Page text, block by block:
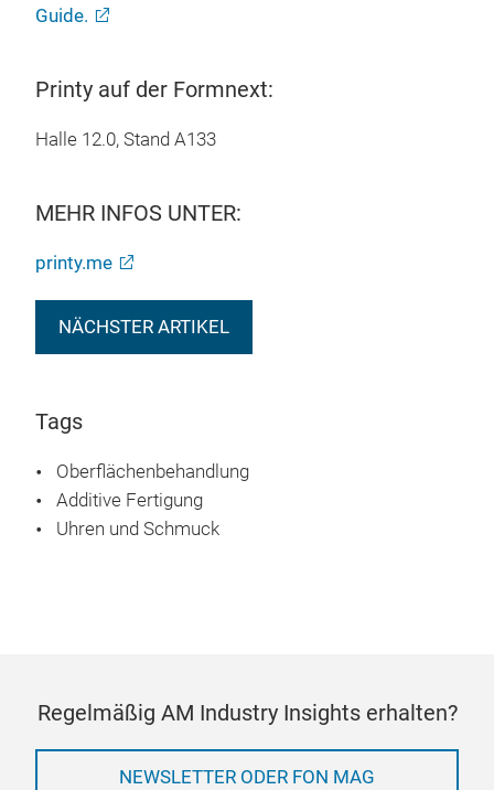
Guide.
Printy auf der Formnext:
Halle 12.0, Stand A133
MEHR INFOS UNTER:
printy.me
NÄCHSTER ARTIKEL
Tags
Oberflächenbehandlung
Additive Fertigung
Uhren und Schmuck
Regelmäßig AM Industry Insights erhalten?
NEWSLETTER ODER FON MAG